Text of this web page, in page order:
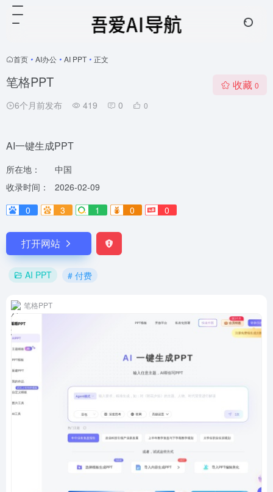
首页 • AI办公 • AI PPT • 正文
笔格PPT
6个月前发布 419 0 0
收藏 0
AI一键生成PPT
所在地：
中国
收录时间：
2026-02-09
0
3 1 0 0
打开网站
AI PPT # 付费
笔格PPT